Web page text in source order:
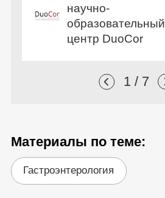
научно-
образовательный
центр DuoCor
1 / 7
Материалы по теме:
Гастроэнтерология